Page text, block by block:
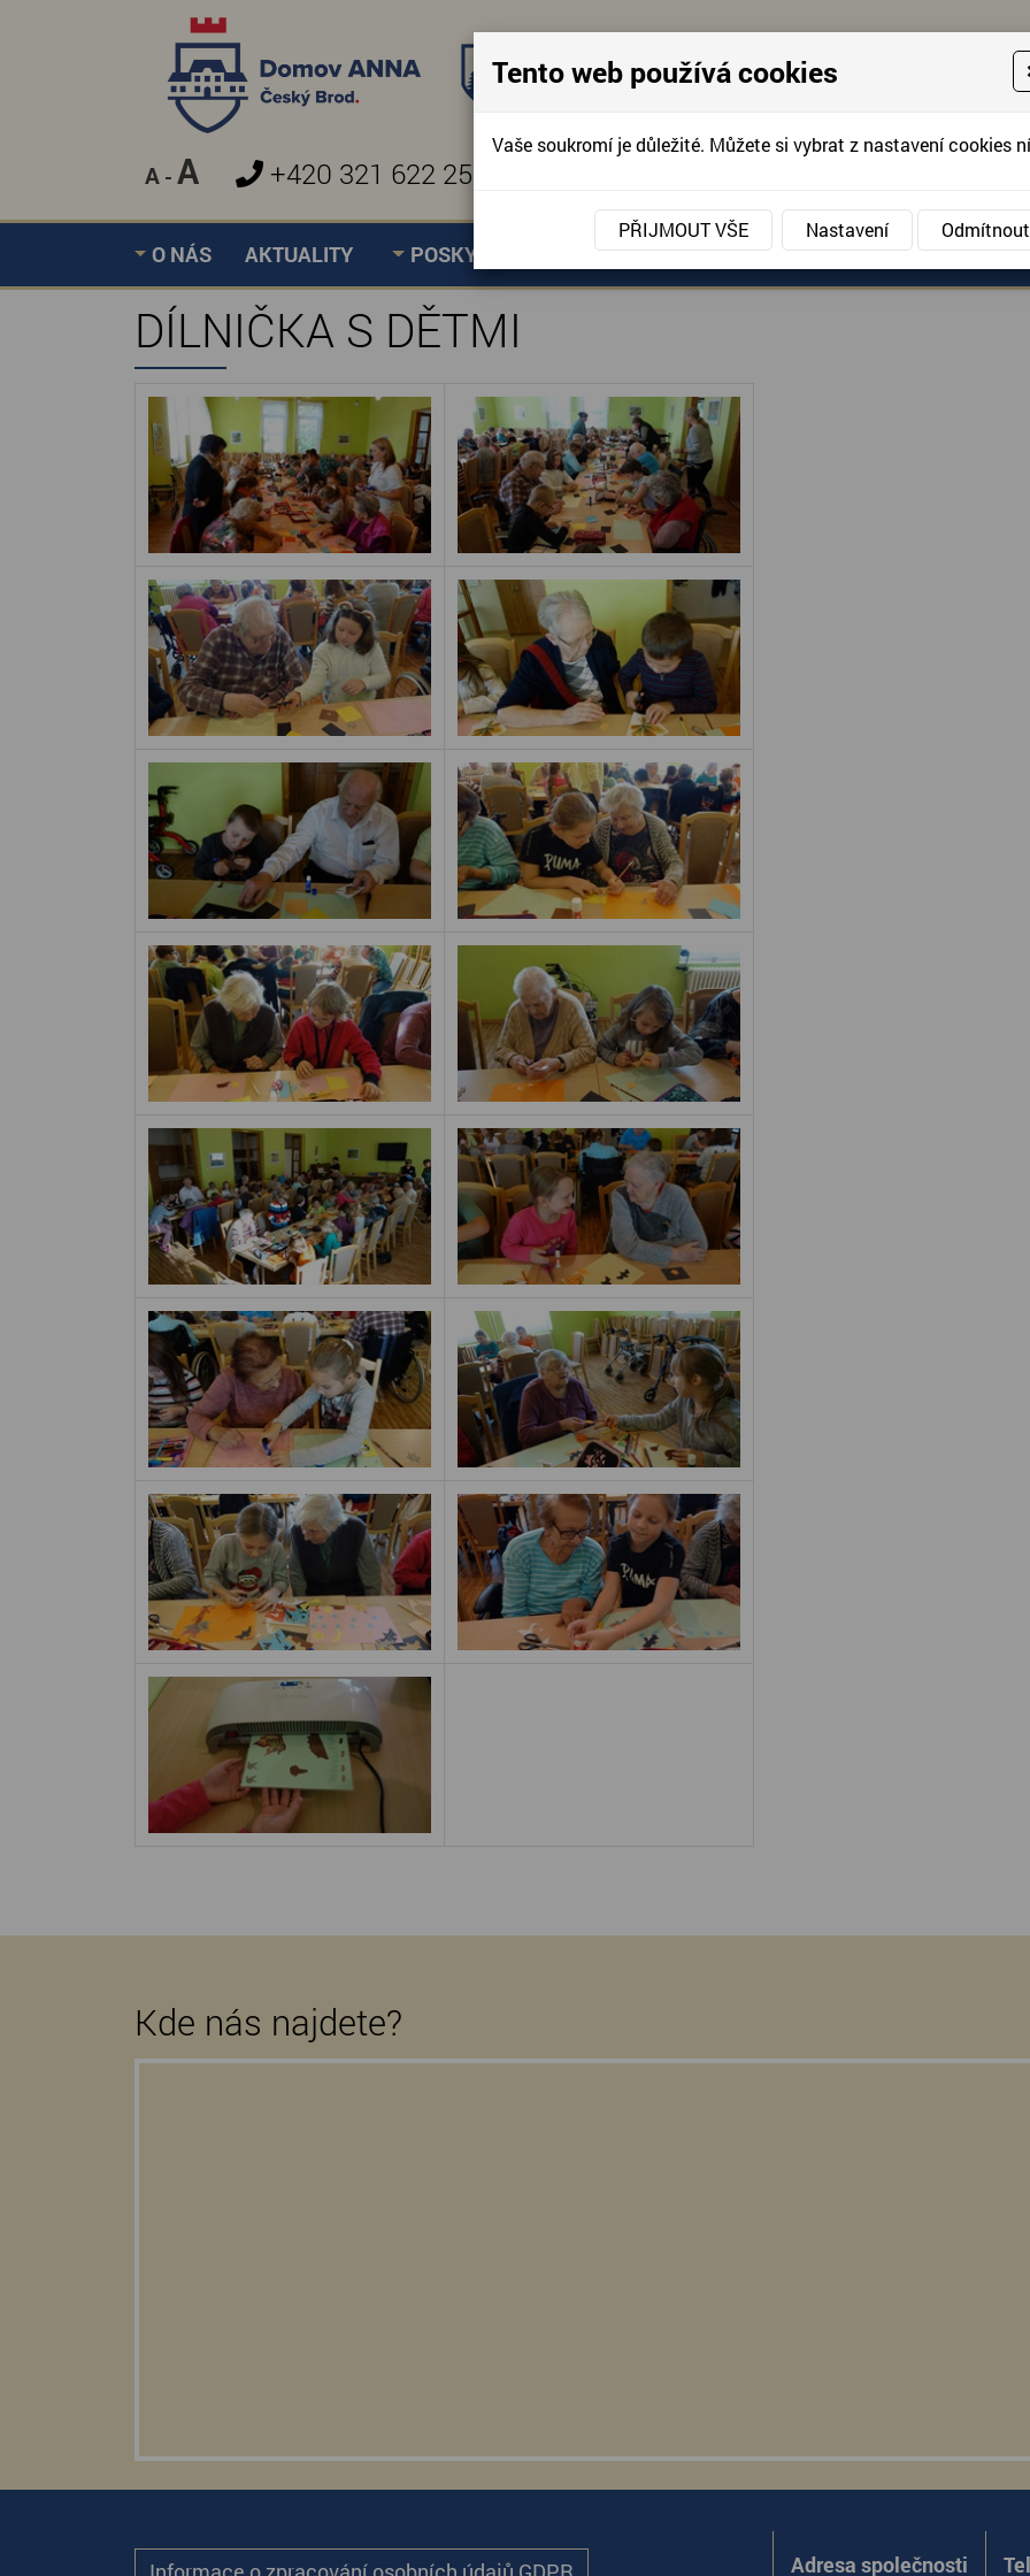
A - A +420 321 622 257 KONTAKTUJTE
O NÁS AKTUALITY POSKYTOVANÉ SLUŽBY AKCE, FOTOGRAFIE
Úvodní stránka » DÍLNIČKA S DĚTMI
DÍLNIČKA S DĚTMI
Kde nás najdete?
Adresa společnosti
Tento web používá cookies
Vaše soukromí je důležité. Můžete si vybrat z nastavení cookies
PŘIJMOUT VŠE Nastavení Odmítnout